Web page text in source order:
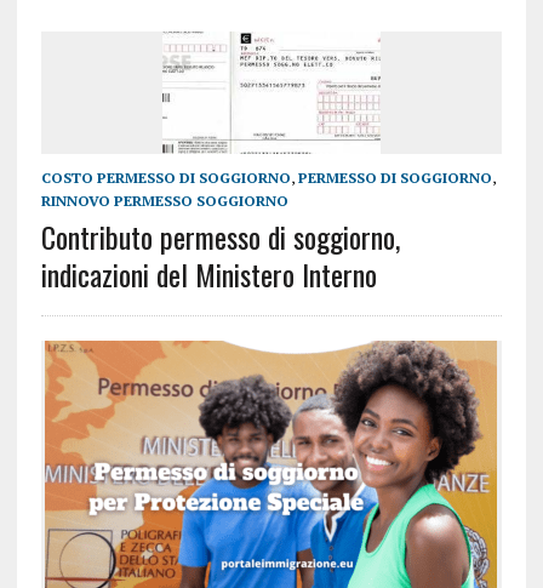
COSTO PERMESSO DI SOGGIORNO, PERMESSO DI SOGGIORNO,
RINNOVO PERMESSO SOGGIORNO
Contributo permesso di soggiorno,
indicazioni del Ministero Interno